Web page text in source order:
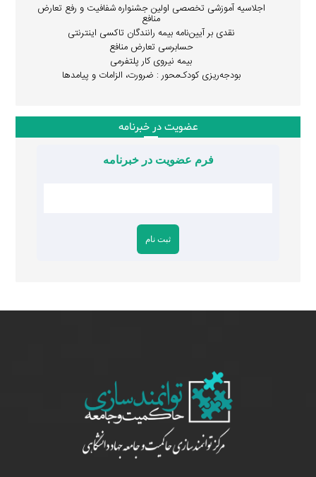
اجلاسیه آموزشی تخصصی اولین جشنواره شفافیت و رفع تعارض
منافع
نقدی بر آیین‌نامه بیمه رانندگان تاکسی اینترنتی
حسابرسی تعارض منافع
بیمه نیروی کار پلتفرمی
بودجه‌ریزی کودک‌محور : ضرورت، الزامات و پیامدها
عضویت در خبرنامه
فرم عضویت در خبرنامه